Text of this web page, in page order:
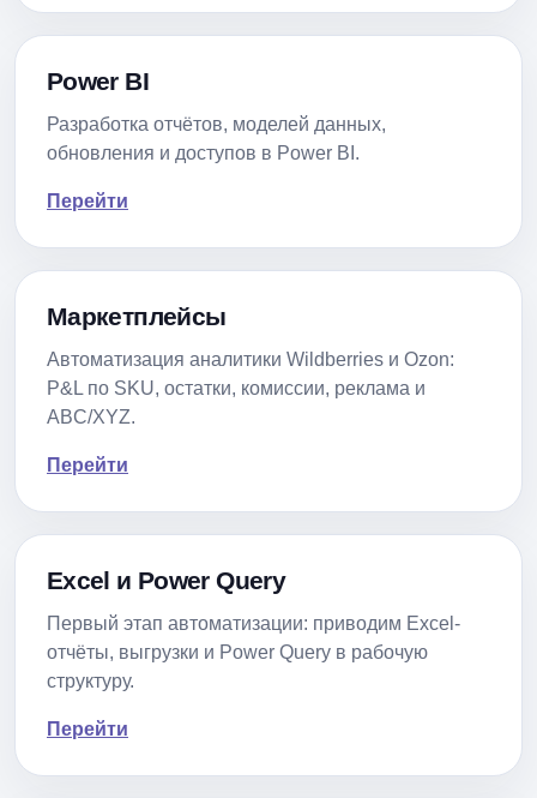
Power BI
Разработка отчётов, моделей данных,
обновления и доступов в Power BI.
Перейти
Маркетплейсы
Автоматизация аналитики Wildberries и Ozon:
P&L по SKU, остатки, комиссии, реклама и
ABC/XYZ.
Перейти
Excel и Power Query
Первый этап автоматизации: приводим Excel-
отчёты, выгрузки и Power Query в рабочую
структуру.
Перейти